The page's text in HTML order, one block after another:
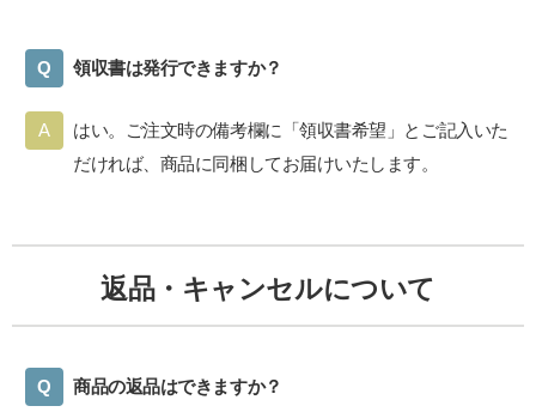
領収書は発行できますか？
はい。ご注文時の備考欄に「領収書希望」とご記入いた
だければ、商品に同梱してお届けいたします。
返品・キャンセルについて
商品の返品はできますか？